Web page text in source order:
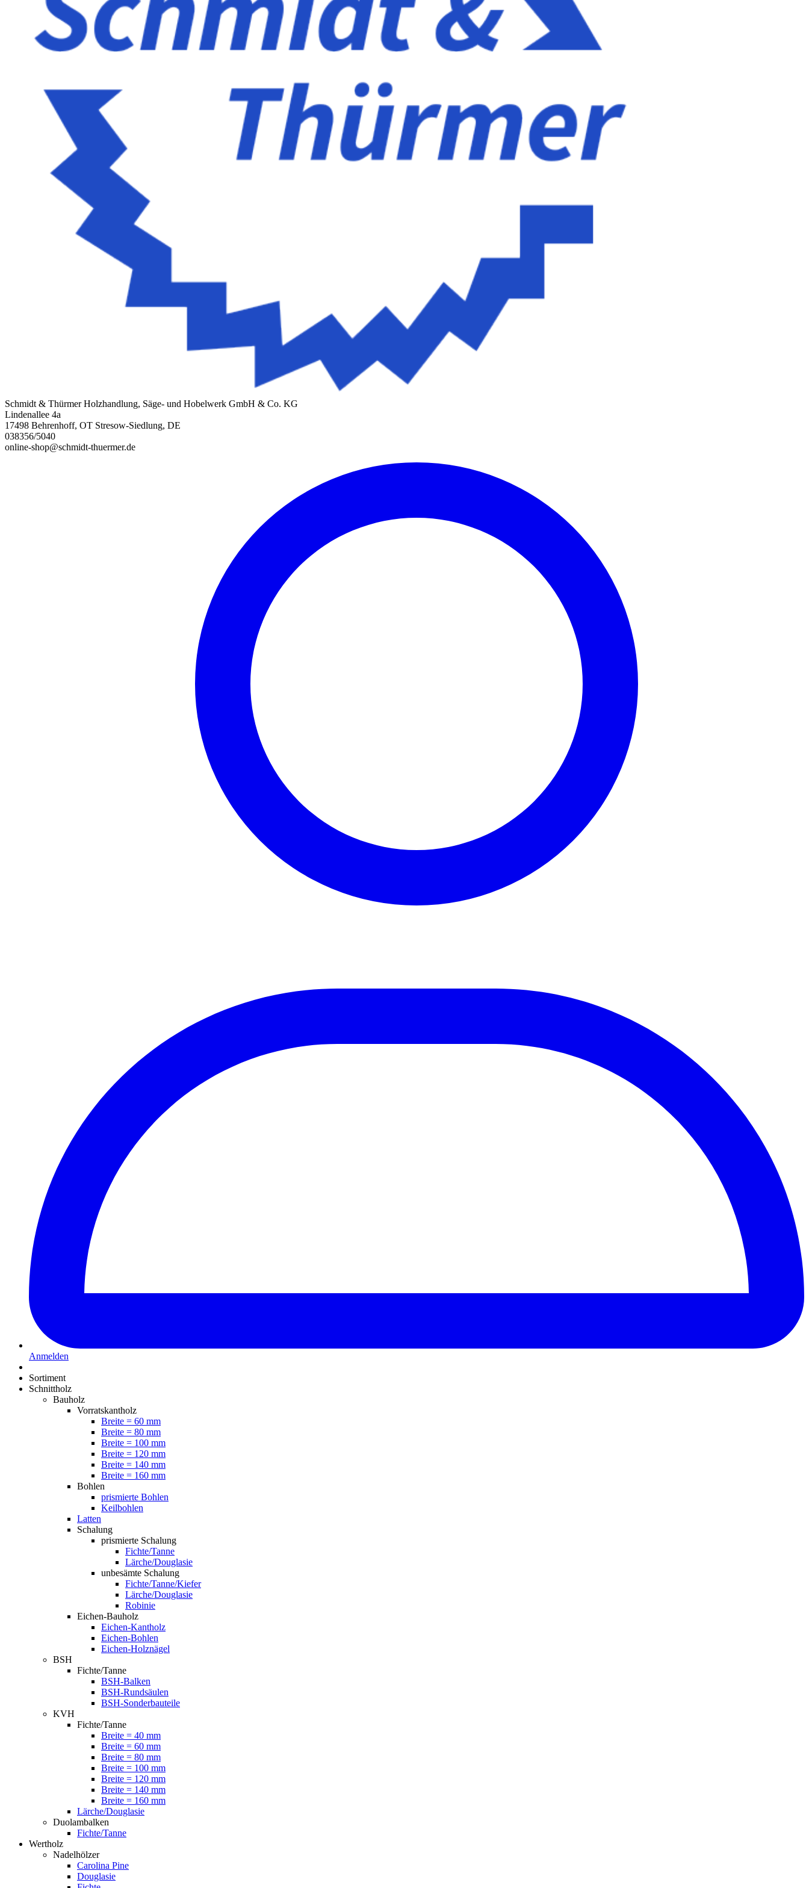
Schmidt & Thürmer Holzhandlung, Säge- und Hobelwerk GmbH & Co. KG
Lindenallee 4a
17498 Behrenhoff, OT Stresow-Siedlung, DE
038356/5040
online-shop@schmidt-thuermer.de
Anmelden
Sortiment
Schnittholz
Bauholz
Vorratskantholz
Breite = 60 mm
Breite = 80 mm
Breite = 100 mm
Breite = 120 mm
Breite = 140 mm
Breite = 160 mm
Bohlen
prismierte Bohlen
Keilbohlen
Latten
Schalung
prismierte Schalung
Fichte/Tanne
Lärche/Douglasie
unbesämte Schalung
Fichte/Tanne/Kiefer
Lärche/Douglasie
Robinie
Eichen-Bauholz
Eichen-Kantholz
Eichen-Bohlen
Eichen-Holznägel
BSH
Fichte/Tanne
BSH-Balken
BSH-Rundsäulen
BSH-Sonderbauteile
KVH
Fichte/Tanne
Breite = 40 mm
Breite = 60 mm
Breite = 80 mm
Breite = 100 mm
Breite = 120 mm
Breite = 140 mm
Breite = 160 mm
Lärche/Douglasie
Duolambalken
Fichte/Tanne
Wertholz
Nadelhölzer
Carolina Pine
Douglasie